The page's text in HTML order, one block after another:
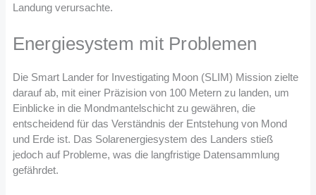
Landung verursachte.
Energiesystem mit Problemen
Die Smart Lander for Investigating Moon (SLIM) Mission zielte
darauf ab, mit einer Präzision von 100 Metern zu landen, um
Einblicke in die Mondmantelschicht zu gewähren, die
entscheidend für das Verständnis der Entstehung von Mond
und Erde ist. Das Solarenergiesystem des Landers stieß
jedoch auf Probleme, was die langfristige Datensammlung
gefährdet​​.